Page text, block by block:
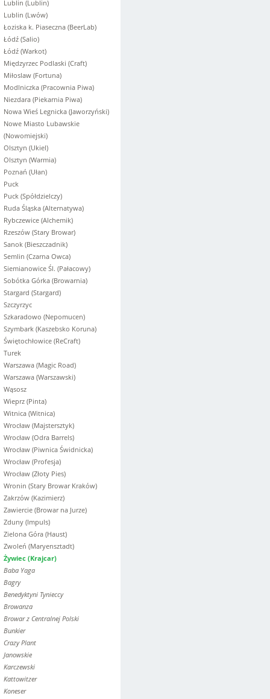
Lublin (Lublin)
Lublin (Lwów)
Łoziska k. Piaseczna (BeerLab)
Łódź (Salio)
Łódź (Warkot)
Międzyrzec Podlaski (Craft)
Miłoslaw (Fortuna)
Modlniczka (Pracownia Piwa)
Niezdara (Piekarnia Piwa)
Nowa Wieś Legnicka (Jaworzyński)
Nowe Miasto Lubawskie
(Nowomiejski)
Olsztyn (Ukiel)
Olsztyn (Warmia)
Poznań (Ułan)
Puck
Puck (Spółdzielczy)
Ruda Śląska (Alternatywa)
Rybczewice (Alchemik)
Rzeszów (Stary Browar)
Sanok (Bieszczadnik)
Semlin (Czarna Owca)
Siemianowice Śl. (Pałacowy)
Sobótka Górka (Browarnia)
Stargard (Stargard)
Szczyrzyc
Szkaradowo (Nepomucen)
Szymbark (Kaszebsko Koruna)
Świętochłowice (ReCraft)
Turek
Warszawa (Magic Road)
Warszawa (Warszawski)
Wąsosz
Wieprz (Pinta)
Witnica (Witnica)
Wrocław (Majstersztyk)
Wrocław (Odra Barrels)
Wrocław (Piwnica Świdnicka)
Wrocław (Profesja)
Wrocław (Złoty Pies)
Wronin (Stary Browar Kraków)
Zakrzów (Kazimierz)
Zawiercie (Browar na Jurze)
Zduny (Impuls)
Zielona Góra (Haust)
Zwoleń (Maryensztadt)
Żywiec (Krajcar)
Baba Yaga
Bagry
Benedyktyni Tynieccy
Browanza
Browar z Centralnej Polski
Bunkier
Crazy Plant
Janowskie
Karczewski
Kattowitzer
Koneser